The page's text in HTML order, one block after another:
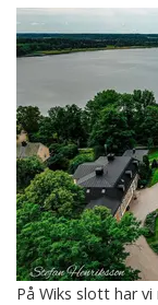
På Wiks slott har